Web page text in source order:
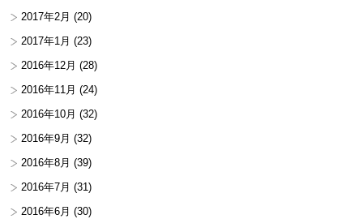
2017年2月 (20)
2017年1月 (23)
2016年12月 (28)
2016年11月 (24)
2016年10月 (32)
2016年9月 (32)
2016年8月 (39)
2016年7月 (31)
2016年6月 (30)